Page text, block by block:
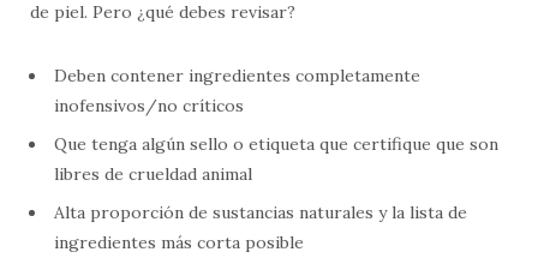
de piel. Pero ¿qué debes revisar?
Deben contener ingredientes completamente
inofensivos/no críticos
Que tenga algún sello o etiqueta que certifique que son
libres de crueldad animal
Alta proporción de sustancias naturales y la lista de
ingredientes más corta posible